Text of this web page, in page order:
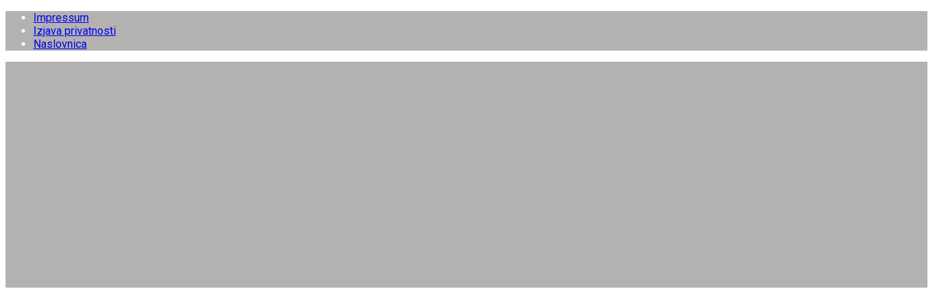
Impressum
Izjava privatnosti
Naslovnica